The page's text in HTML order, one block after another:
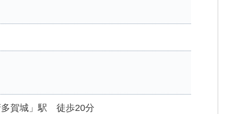
多賀城」駅 徒歩20分